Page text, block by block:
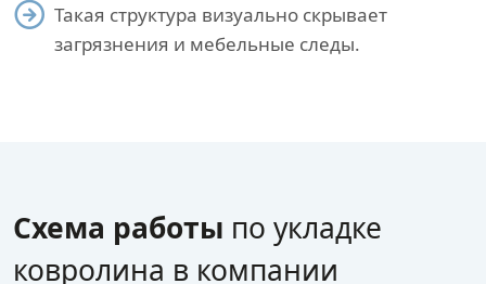
Такая структура визуально скрывает
загрязнения и мебельные следы.
Схема работы по укладке
ковролина в компании